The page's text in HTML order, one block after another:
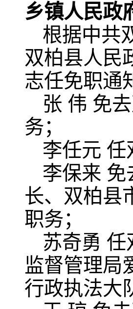
乡镇人民政
根据中共
双柏县人民
志任免职通
张 伟 免
务；
李任元 任
李保来 免
长、双柏县
职务；
苏奇勇
监督管理局
行政执法大